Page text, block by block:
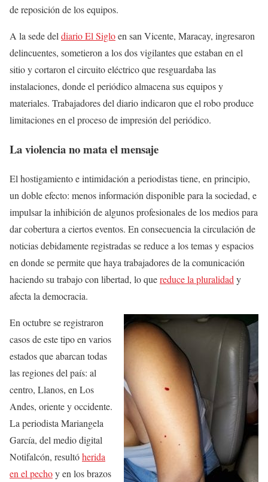
de reposición de los equipos.
A la sede del diario El Sigloen san Vicente, Maracay, ingresaron
delincuentes, sometieron a los dos vigilantes que estaban en el
sitio y cortaron el circuito eléctrico que resguardaba las
instalaciones, donde el periódico almacena sus equipos y
materiales. Trabajadores del diario indicaron que el robo produce
limitaciones en el proceso de impresión del periódico.
La violencia no mata el mensaje
El hostigamiento e intimidación a periodistas tiene, en principio,
un doble efecto: menos información disponible para la sociedad, e
impulsar la inhibición de algunos profesionales de los medios para
dar cobertura a ciertos eventos. En consecuencia la circulación de
noticias debidamente registradas se reduce a los temas y espacios
en donde se permite que haya trabajadores de la comunicación
haciendo su trabajo con libertad, lo quereduce la pluralidad y
afecta la democracia.
En octubre se registraron
casos de este tipo en varios
estados que abarcan todas
las regiones del país: al
centro, Llanos, en Los
Andes, oriente y occidente.
La periodista Mariangela
García, del medio digital
Notifalcón, resultóherida
en el pechoy en los brazos